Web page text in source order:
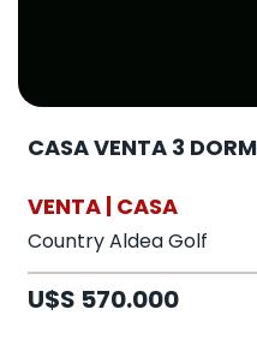
CASA VENTA 3
VENTA | CASA
Country Aldea Golf
U$S 570.000